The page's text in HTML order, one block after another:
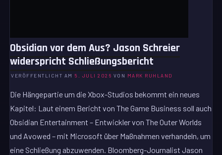
Obsidian vor dem Aus? Jason Schreier
widerspricht Schließungsbericht
VERÖFFENTLICHT AM 5. JULI 2026 VON MARK RUHLAND
Die Hängepartie um die Xbox-Studios bekommt ein neues
Kapitel: Laut einem Bericht von The Game Business soll auch
Obsidian Entertainment – Entwickler von The Outer Worlds
und Avowed – mit Microsoft über Maßnahmen verhandeln, um
eine Schließung abzuwenden. Bloomberg-Journalist Jason